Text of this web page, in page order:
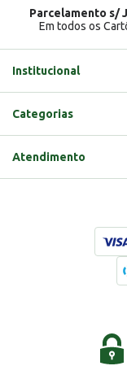
Parcelamento s/
Em todos os
Institucional
Categorias
Atendimento